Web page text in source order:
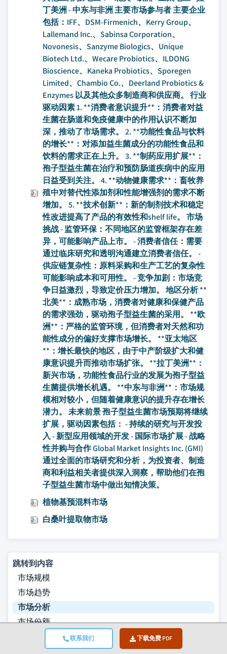
联系我们 下载免费 PDF
丁美洲 - 中东与非洲 主要市场参与者 主要企业
包括：IFF、DSM-Firmenich、Kerry Group、
Lallemand Inc.、Sabinsa Corporation、
Novonesis、Sanzyme Biologics、Unique
Biotech Ltd.、Wecare Probiotics、ILDONG
Bioscience、Kaneka Probiotics、Sporegen
Limited、Chambio Co.、Deerland Probiotics &
Enzymes 以及其他众多制造商和供应商。 行业
驱动因素 1. **消费者意识提升**：消费者对益
生菌在肠道和免疫健康中的作用认识不断加
深，推动了市场需求。 2. **功能性食品与饮料
的增长**：对添加益生菌成分的功能性食品和
饮料的需求正在上升。 3. **制药应用扩展**：
孢子型益生菌在治疗和预防肠道疾病中的应用
日益受到关注。 4. **动物健康需求**：畜牧养
殖中对替代性添加剂和性能增强剂的需求不断
增加。 5. **技术创新**：新的制剂技术和稳定
性改进提高了产品的有效性和shelf life。 市场
挑战 - 监管环保：不同地区的监管框架存在差
异，可能影响产品上市。 - 消费者信任：需要
通过临床研究和透明沟通建立消费者信任。 -
供应链复杂性：原料采购和生产工艺的复杂性
可能影响成本和可用性。 - 竞争加剧：市场竞
争日益激烈，导致定价压力增加。 地区分析 **
北美**：成熟市场，消费者对健康和保健产品
的需求强劲，驱动孢子型益生菌的采用。 **欧
洲**：严格的监管环境，但消费者对天然和功
能性成分的偏好支撑市场增长。 **亚太地区
**：增长最快的地区，由于中产阶级扩大和健
康意识提升而推动市场扩张。 **拉丁美洲**：
新兴市场，功能性食品行业的发展为孢子型益
生菌提供增长机遇。 **中东与非洲**：市场规
模相对较小，但随着健康意识的提升存在增长
潜力。 未来前景 孢子型益生菌市场预期将继续
扩展，驱动因素包括： - 持续的研究与开发投
入 - 新型应用领域的开发 - 国际市场扩展 - 战略
性并购与合作 Global Market Insights Inc. (GMI)
通过全面的市场研究和分析，为投资者、制造
商和利益相关者提供深入洞察，帮助他们在孢
子型益生菌市场中做出知情决策。
植物基预混料市场
白桑叶提取物市场
跳转到内容
市场规模
市场趋势
市场分析
市场份额
研究方法